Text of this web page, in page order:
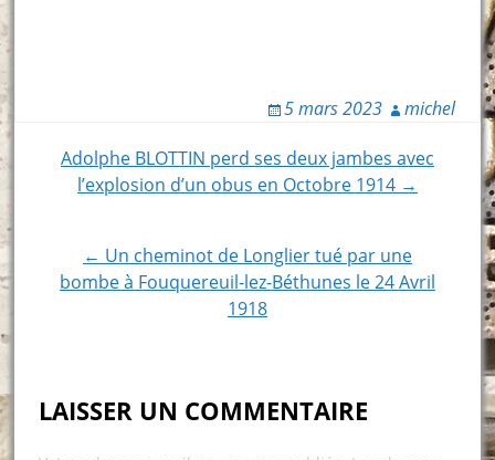
5 mars 2023 michel
Post
Adolphe BLOTTIN perd ses deux jambes avec
l’explosion d’un obus en Octobre 1914 →
← Un cheminot de Longlier tué par une
bombe à Fouquereuil-lez-Béthunes le 24 Avril
1918
LAISSER UN COMMENTAIRE